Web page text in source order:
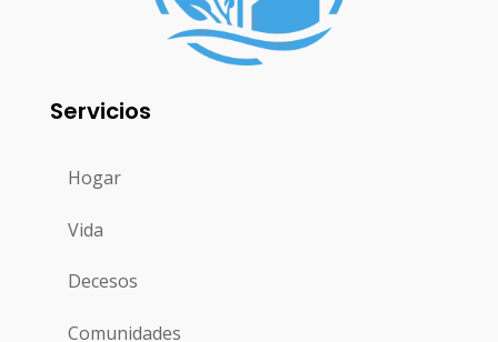
Servicios
Hogar
Vida
Decesos
Comunidades